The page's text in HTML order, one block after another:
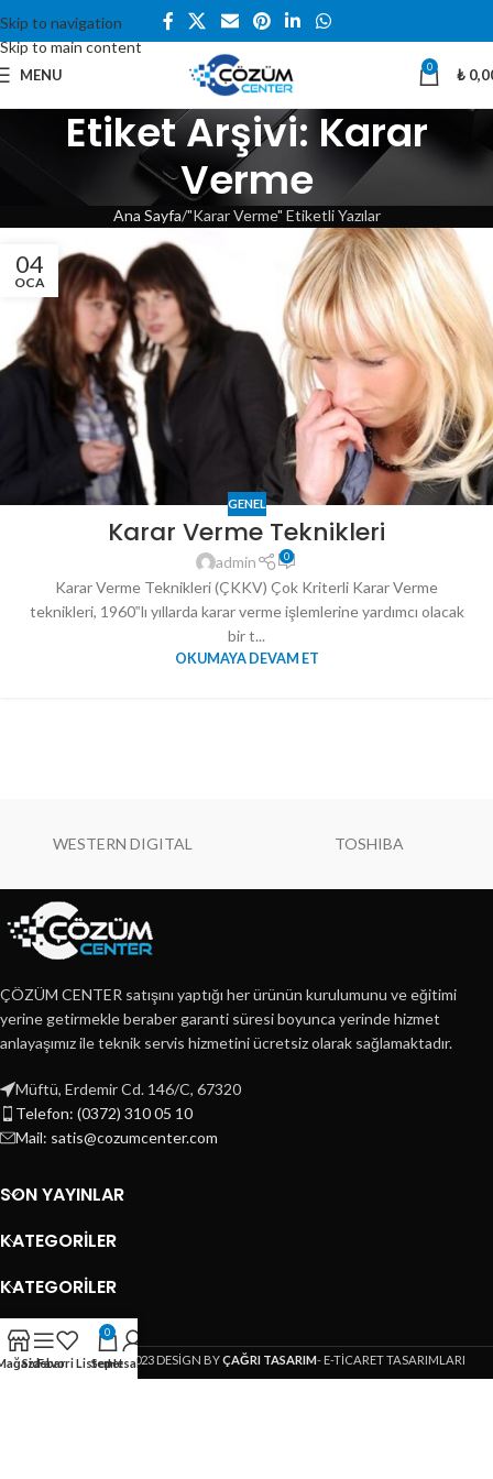
Skip to navigation
Skip to main content
MENU 0 ₺
Etiket Arşivi: Karar
Verme
Ana Sayfa "Karar Verme" Etiketli Yazılar
04
OCA
GENEL
Karar Verme Teknikleri
admin 0
Karar Verme Teknikleri (ÇKKV) Çok Kriterli Karar Verme
teknikleri, 1960‟lı yıllarda karar verme işlemlerine yardımcı olacak
bir t...
OKUMAYA DEVAM ET
WESTERN DIGITAL TOSHIBA
ÇÖZÜM CENTER satışını yaptığı her ürünün kurulumunu ve eğitimi
yerine getirmekle beraber garanti süresi boyunca yerinde hizmet
anlayaşımız ile teknik servis hizmetini ücretsiz olarak sağlamaktadır.
Müftü, Erdemir Cd. 146/C, 67320
Telefon: (0372) 310 05 10
Mail: satis@cozumcenter.com
SON YAYINLAR
KATEGORILER
KATEGORILER
HIZLI MENÜ
ÇÖZÜM CENTER2023 DESİGN BYÇAĞRI TASARIM- E-TİCARET TASARIMLARI
Sidebar
Favori Listem
0
SepetHesabım